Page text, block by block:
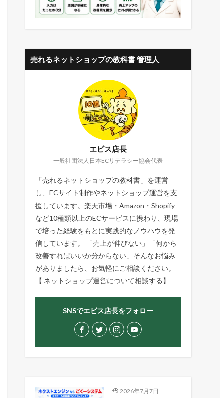
売れるネットショップの教科書 管理人
エビス店長
一般社団法人日本ECリテラシー協会代表
「売れるネットショップの教科書」を運営
し、ECサイト制作やネットショップ運営を支
援しています。楽天市場・Amazon・Shopify
など10種類以上のECサービスに携わり、現場
で培った経験をもとに実践的なノウハウを発
信しています。 「売上が伸びない」「何から
改善すればいいか分からない」そんなお悩み
がありましたら、お気軽にご相談ください。
【 ネットショップ運営について相談する 】
SNSでエビス店長をフォロー
2026年7月7日